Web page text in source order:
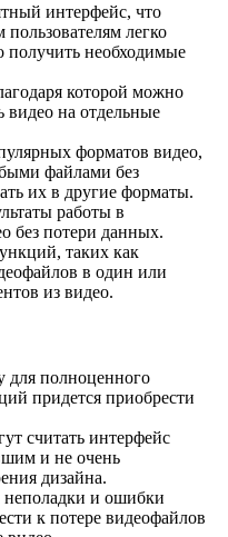
интерфейс, что
легко
получить необходимые
которой можно
видео на отдельные
форматов видео,
файлами без
их в другие форматы.
работы в
без потери данных.
таких как
в один или
из видео.
для полноценного
придется приобрести
считать интерфейс
и не очень
дизайна.
и ошибки
к потере видеофайлов